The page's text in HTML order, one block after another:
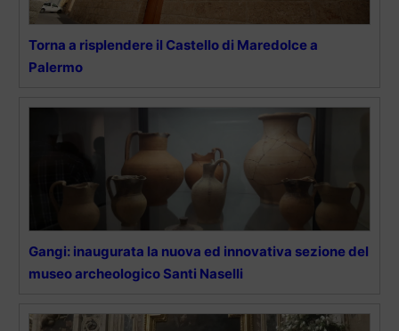
Torna a risplendere il Castello di Maredolce a
Palermo
Gangi: inaugurata la nuova ed innovativa sezione del
museo archeologico Santi Naselli